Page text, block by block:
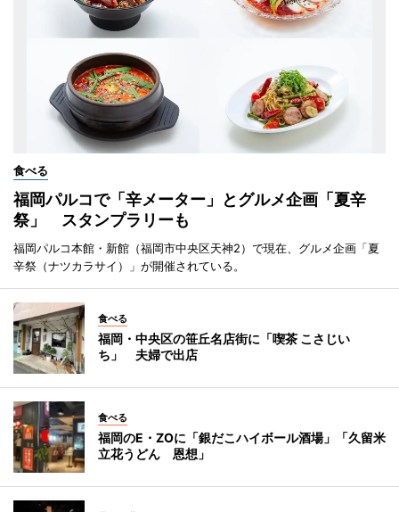
食べる
福岡パルコで「辛メーター」とグルメ企画「夏辛
祭」 スタンプラリーも
福岡パルコ本館・新館（福岡市中央区天神2）で現在、グルメ企画「夏
辛祭（ナツカラサイ）」が開催されている。
食べる
福岡・中央区の笹丘名店街に「喫茶 こさじい
ち」 夫婦で出店
食べる
福岡のE・ZOに「銀だこハイボール酒場」「久留米
立花うどん 恩想」